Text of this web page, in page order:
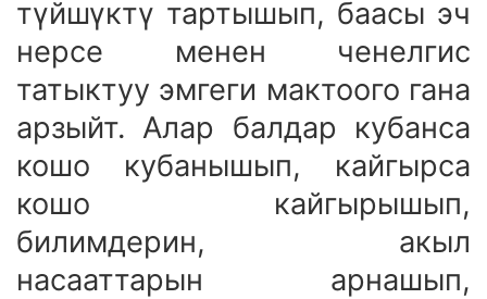
түйшүктү тартышып, баасы эч
нерсе менен ченелгис
татыктуу эмгеги мактоого гана
арзыйт. Алар балдар кубанса
кошо кубанышып, кайгырса
кошо кайгырышып,
билимдерин, акыл
насааттарын арнашып,